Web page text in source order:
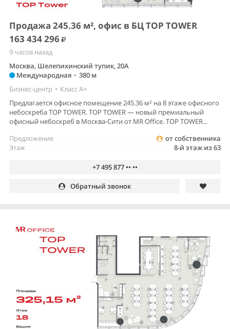
Продажа 245.36 м², офис в БЦ TOP TOWER
163 434 296
9 часов назад
Москва, Шелепихинский тупик, 20А
Международная • 380 м
Бизнес-центр • Класс A+
Предлагается офисное помещение 245.36 м² на 8 этаже офисного
небоскреба TOP TOWER. TOP TOWER — новый премиальный
офисный небоскреб в Москва-Сити от MR Office. TOP TOWER...
от собственника
Предложение
8-й этаж из 63
Этаж
+7 495 877 •• ••
Обратный звонок